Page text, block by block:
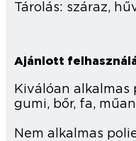
Tárolás: száraz,
Ajánlott
Kiválóan alkalmas
gumi, bőr, fa,
Nem alkalmas